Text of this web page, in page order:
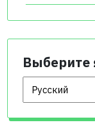
Выберите
Выберите язык